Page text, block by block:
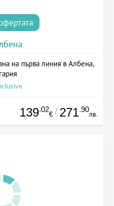
на първа линия в Албена,
139.02
€ / 271.90
лв.